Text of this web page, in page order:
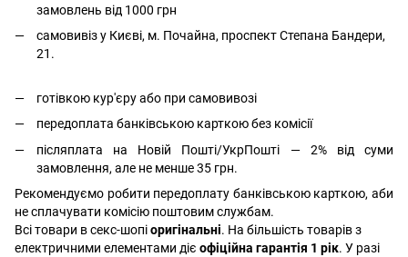
замовлень від 1000 грн
самовивіз у Києві, м. Почайна, проспект Степана Бандери,
21.
готівкою кур'єру або при самовивозі
передоплата банківською карткою без комісії
післяплата на Новій Пошті/УкрПошті — 2% від суми
замовлення, але не менше 35 грн.
Рекомендуємо робити передоплату банківською карткою, аби
не сплачувати комісію поштовим службам.
Всі товари в секс-шопіоригінальні. На більшість товарів з
електричними елементами діє офіційна гарантія 1 рік. У разі